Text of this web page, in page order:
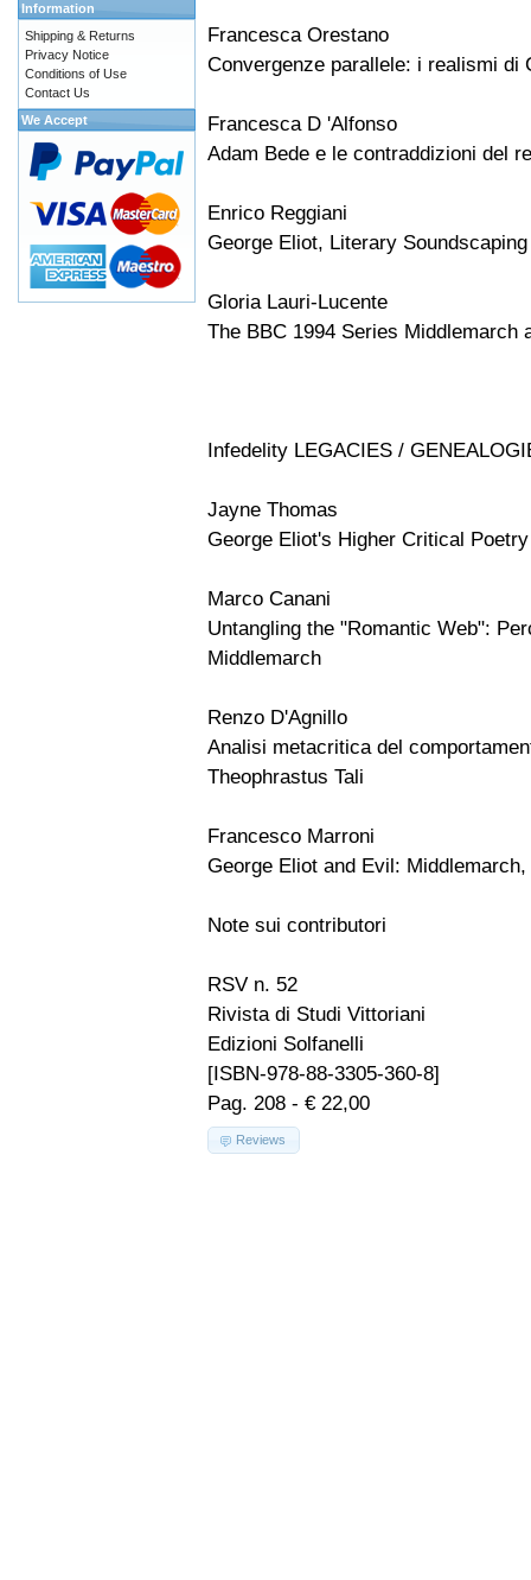
Francesca Orestano
Convergenze parallele: i realismi di
Francesca D 'Alfonso
Adam Bede e le contraddizioni del
Enrico Reggiani
George Eliot, Literary
Gloria Lauri-Lucente
The BBC 1994 Series Middlemarch
Infedelity LEGACIES /
Jayne Thomas
George Eliot's Higher Critical
Marco Canani
Untangling the "Romantic Web":
Middlemarch
Renzo D'Agnillo
Analisi metacritica del
Theophrastus Tali
Francesco Marroni
George Eliot and Evil:
Note sui contributori
RSV n. 52
Rivista di Studi Vittoriani
Edizioni Solfanelli
[ISBN-978-88-3305-360-8]
Pag. 208 - € 22,00
Reviews
Information
Shipping & Returns
Privacy Notice
Conditions of Use
Contact Us
We Accept